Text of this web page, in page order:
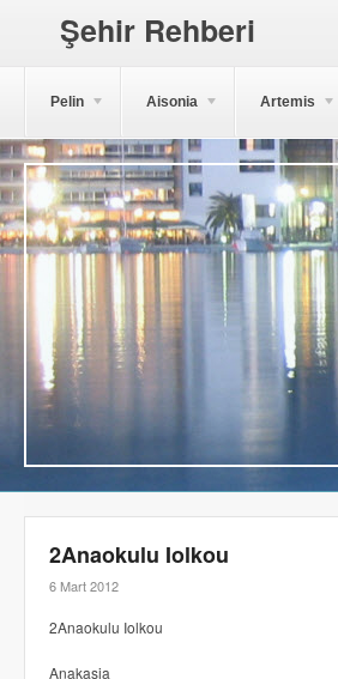
Şehir Rehberi
Pelin Aisonia Artemis
2Anaokulu Iolkou
6 Mart 2012
2Anaokulu Iolkou
Anakasia